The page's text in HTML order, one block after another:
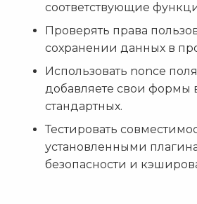
соответствующие
Проверять права
сохранении данных в
Использовать nonce
добавляете свои формы
стандартных.
Тестировать
установленными
безопасности и